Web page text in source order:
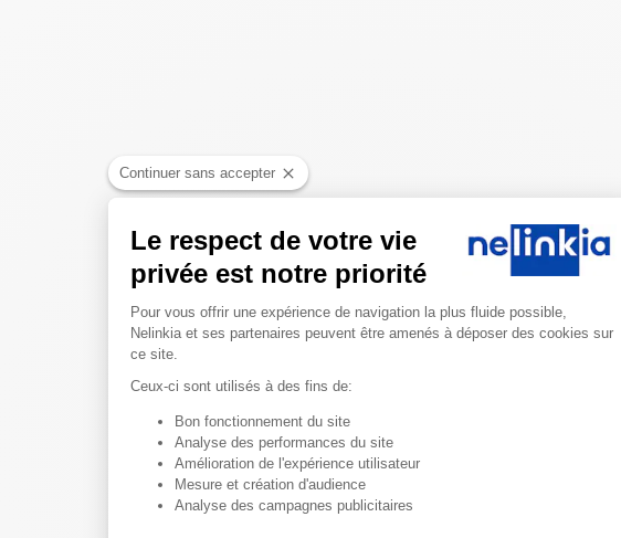
Continuer sans accepter
Le respect de votre vie
privée est notre priorité
Plateforme de Gestion du
Pour vous offrir une expérience de navigation la plus fluide possible,
Nelinkia et ses partenaires peuvent être amenés à déposer des cookies sur
ce site.
Ceux-ci sont utilisés à des fins de:
Bon fonctionnement du site
Analyse des performances du site
Amélioration de l'expérience utilisateur
Mesure et création d'audience
Analyse des campagnes publicitaires
Axeptio consent